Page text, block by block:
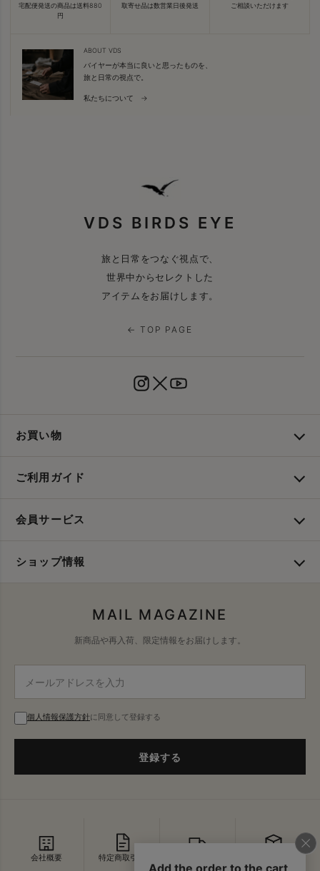
宅配便発送の商品は送料880
円
取寄せ品は数営業日後発送
ご相談いただけます
ABOUT VDS
バイヤーが本当に良いと思ったものを、
旅と日常の視点で。
私たちについて →
VDS BIRDS EYE
旅と日常をつなぐ視点で、
世界中からセレクトした
アイテムをお届けします。
← TOP PAGE
お買い物
ご利用ガイド
会員サービス
ショップ情報
MAIL MAGAZINE
新商品や再入荷、限定情報をお届けします。
個人情報保護方針に同意して登録する
登録する
会社概要 特定商取引法